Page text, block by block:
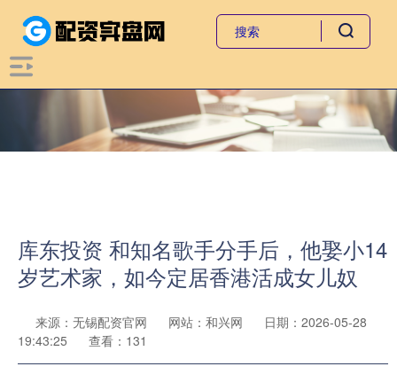
库东投资 和知名歌手分手后，他娶小14
岁艺术家，如今定居香港活成女儿奴
来源：无锡配资官网 网站：和兴网
日期：2026-05-28
19:43:25
查看：131